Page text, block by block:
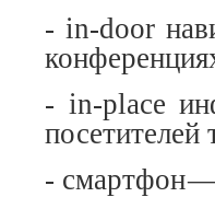
- in-door
- in-place
посетителей
- смартфон —